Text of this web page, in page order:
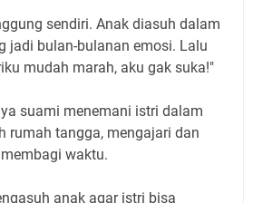
sendiri. Anak diasuh dalam
jadi bulan-bulanan emosi. Lalu
mudah marah, aku gak suka!"
suami menemani istri dalam
rumah tangga, mengajari dan
waktu.
anak agar istri bisa